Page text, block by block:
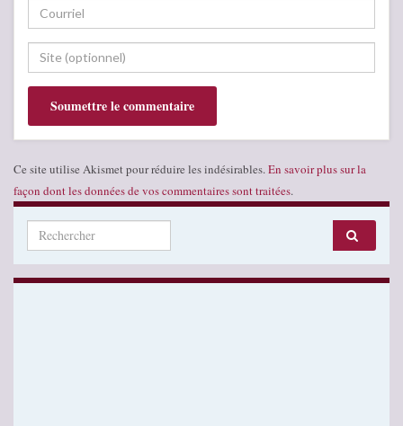
Ce site utilise Akismet pour réduire les indésirables. En savoir plus sur la
façon dont les données de vos commentaires sont traitées.
Search for: